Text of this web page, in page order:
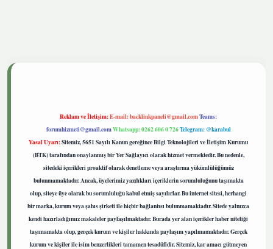
Reklam ve İletişim:E-mail:backlinkpaneli@gmail.comTeams:
forumhizmeti@gmail.comWhatsapp: 0262 606 0 726Telegram: @karabul
Yasal Uyarı:Sitemiz, 5651 Sayılı Kanun gereğince Bilgi Teknolojileri ve İletişim Kurumu
(BTK) tarafından onaylanmış bir Yer Sağlayıcı olarak hizmet vermektedir. Bu nedenle,
sitedeki içerikleri proaktif olarak denetleme veya araştırma yükümlülüğümüz
bulunmamaktadır. Ancak, üyelerimiz yazdıkları içeriklerin sorumluluğunu taşımakta
olup, siteye üye olarak bu sorumluluğu kabul etmiş sayılırlar. Bu internet sitesi, herhangi
bir marka, kurum veya şahıs şirketi ile hiçbir bağlantısı bulunmamaktadır. Sitede yalnızca
kendi hazırladığımız makaleler paylaşılmaktadır. Burada yer alan içerikler haber niteliği
taşımamakta olup, gerçek kurum ve kişiler hakkında paylaşım yapılmamaktadır. Gerçek
kurum ve kişiler ile isim benzerlikleri tamamen tesadüfidir. Sitemiz, kar amacı gütmeyen